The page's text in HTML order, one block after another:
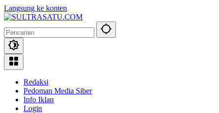
Langsung ke konten
Redaksi
Pedoman Media Siber
Info Iklan
Login